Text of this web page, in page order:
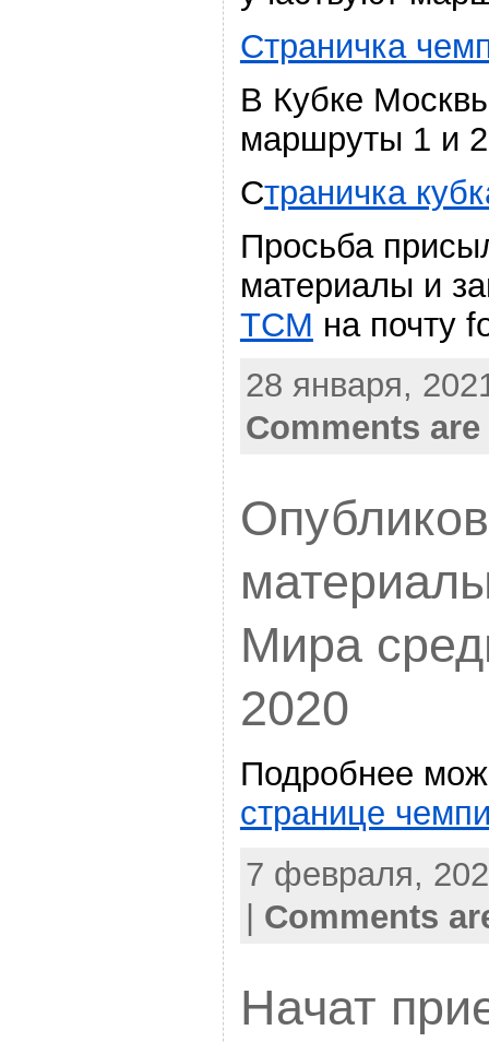
Страничка
В Кубке
маршруты 1 и
Страничка
Просьба
материалы и
ТСМ на почту
28 января,
Comments
Мира
2020
Подробнее
странице
7 февраля,
Comments
Начат